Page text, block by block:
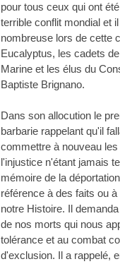
pour tous ceux qui ont
terrible conflit mondial et
nombreuse lors de cette
Eucalyptus, les cadets
Marine et les élus du
Baptiste Brignano.
Dans son allocution le
barbarie rappelant qu'il
commettre à nouveau
l'injustice n'étant jamais
mémoire de la
référence à des faits ou
notre Histoire. Il
de nos morts qui nous
tolérance et au combat
d'exclusion. Il a rappelé,